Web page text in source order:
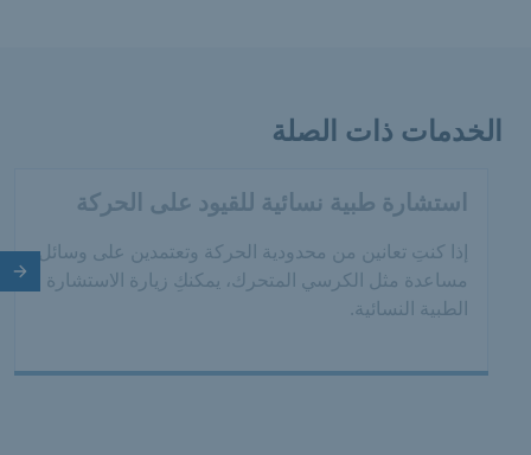
الخدمات ذات الصلة
استشارة طبية نسائية للقيود على الحركة
إذا كنتِ تعانين من محدودية الحركة وتعتمدين على وسائل
مساعدة مثل الكرسي المتحرك، يمكنكِ زيارة الاستشارة
الطبية النسائية.